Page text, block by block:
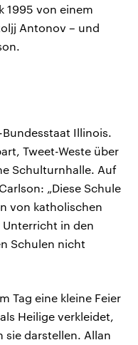
1995 von einem
Antonov – und
Illinois.
Tweet-Weste über
Schulturnhalle. Auf
„Diese Schule
von katholischen
in den
Schulen nicht
Tag eine kleine Feier
Heilige verkleidet,
sie darstellen. Allan